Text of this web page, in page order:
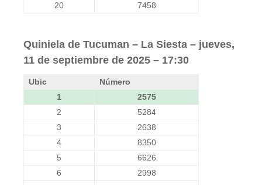
20
7458
Quiniela de Tucuman – La Siesta – jueves,
11 de septiembre de 2025 – 17:30
Ubic
Número
1
2575
2
5284
3
2638
4
8350
5
6626
6
2998